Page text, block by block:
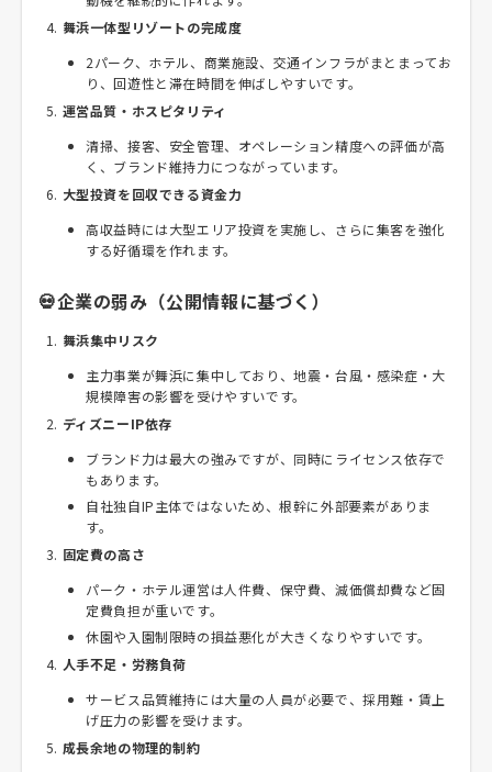
舞浜一体型リゾートの完成度
2パーク、ホテル、商業施設、交通インフラがまとまってお
り、回遊性と滞在時間を伸ばしやすいです。
運営品質・ホスピタリティ
清掃、接客、安全管理、オペレーション精度への評価が高
く、ブランド維持力につながっています。
大型投資を回収できる資金力
高収益時には大型エリア投資を実施し、さらに集客を強化
する好循環を作れます。
💀企業の弱み（公開情報に基づく）
舞浜集中リスク
主力事業が舞浜に集中しており、地震・台風・感染症・大
規模障害の影響を受けやすいです。
ディズニーIP依存
ブランド力は最大の強みですが、同時にライセンス依存で
もあります。
自社独自IP主体ではないため、根幹に外部要素がありま
す。
固定費の高さ
パーク・ホテル運営は人件費、保守費、減価償却費など固
定費負担が重いです。
休園や入園制限時の損益悪化が大きくなりやすいです。
人手不足・労務負荷
サービス品質維持には大量の人員が必要で、採用難・賃上
げ圧力の影響を受けます。
成長余地の物理的制約